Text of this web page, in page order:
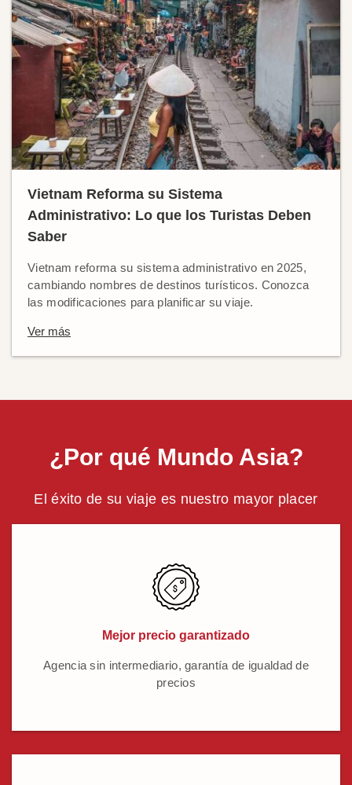
Vietnam Reforma su Sistema
Administrativo: Lo que los Turistas Deben
Saber
Vietnam reforma su sistema administrativo en 2025,
cambiando nombres de destinos turísticos. Conozca
las modificaciones para planificar su viaje.
Ver más
¿Por qué Mundo Asia?
El éxito de su viaje es nuestro mayor placer
Mejor precio garantizado
Agencia sin intermediario, garantía de igualdad de
precios